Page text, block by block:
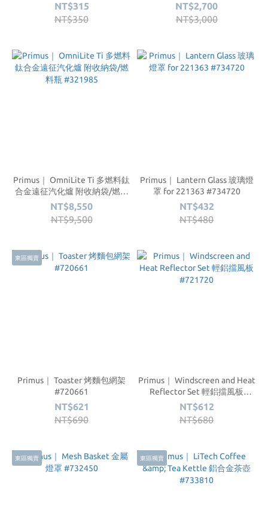
NT$315
NT$350
NT$2,700
NT$3,000
Primus｜ OmniLite Ti 多燃料鈦
合金遠征汽化爐 附收納袋/燃料
瓶 #321985
NT$8,550
NT$9,500
Primus｜ Lantern Glass 玻璃燈
罩 for 221363 #734720
NT$432
NT$480
東區獨賣
Primus｜ Toaster 烤麵包網架
#720661
NT$621
NT$690
Primus｜ Windscreen and Heat
Reflector Set 輕鋁擋風板
#721720
NT$612
NT$680
東區獨賣 東區獨賣